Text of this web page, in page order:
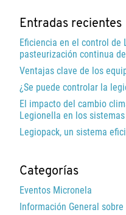
Entradas recientes
Eficiencia en el control de
pasteurización continua
Ventajas clave de los
¿Se puede controlar la
El impacto del cambio
Legionella en los sistemas
Legiopack, un sistema
Categorías
Eventos Micronela
Información General